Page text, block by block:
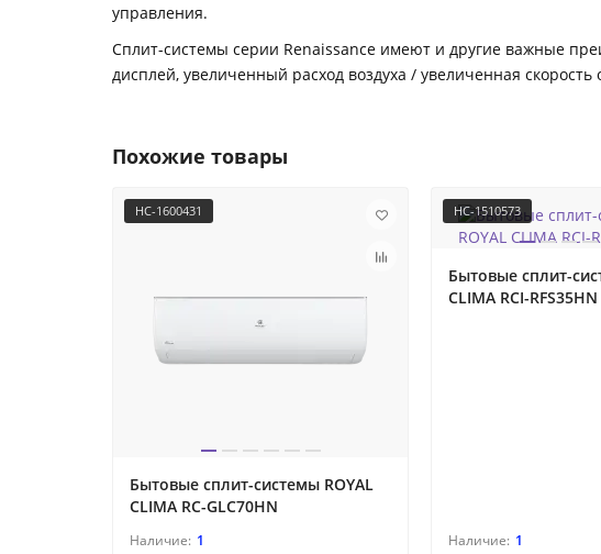
управления.
Сплит-системы серии Renaissance имеют и другие важные
дисплей, увеличенный расход воздуха / увеличенная скорость
Похожие товары
НС-1600431
Бытовые сплит-системы ROYAL
CLIMA RC-GLC70HN
1
НС-1510573
Бытовые сплит-
CLIMA RCI-RFS35HN
1